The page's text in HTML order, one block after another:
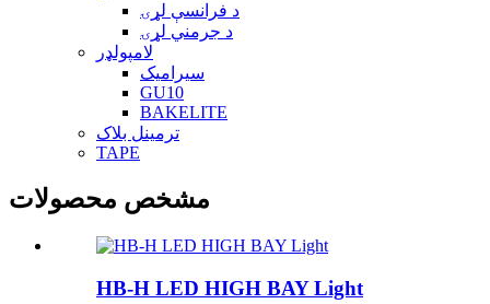
د فرانسې لړۍ
د جرمني لړۍ
لامپولډر
سیرامیک
GU10
BAKELITE
ترمینل بلاک
TAPE
مشخص محصولات
HB-H LED HIGH BAY Light